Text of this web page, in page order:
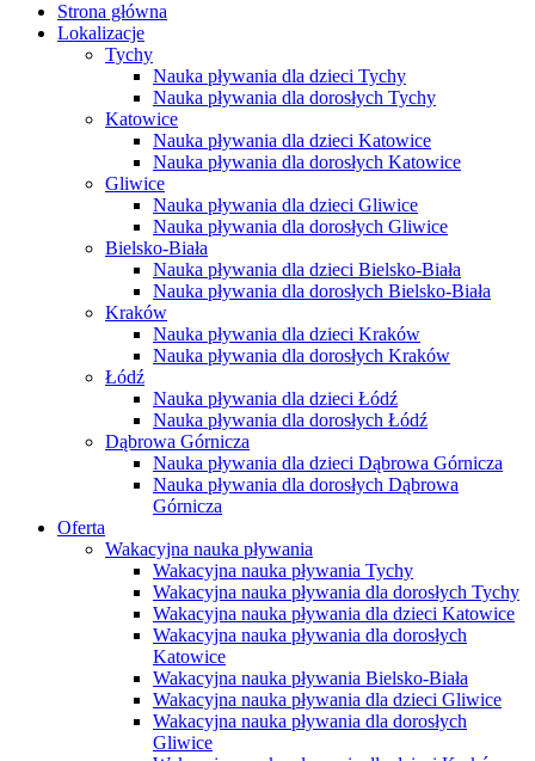
Strona główna
Lokalizacje
Tychy
Nauka pływania dla dzieci Tychy
Nauka pływania dla dorosłych Tychy
Katowice
Nauka pływania dla dzieci Katowice
Nauka pływania dla dorosłych Katowice
Gliwice
Nauka pływania dla dzieci Gliwice
Nauka pływania dla dorosłych Gliwice
Bielsko-Biała
Nauka pływania dla dzieci Bielsko-Biała
Nauka pływania dla dorosłych Bielsko-Biała
Kraków
Nauka pływania dla dzieci Kraków
Nauka pływania dla dorosłych Kraków
Łódź
Nauka pływania dla dzieci Łódź
Nauka pływania dla dorosłych Łódź
Dąbrowa Górnicza
Nauka pływania dla dzieci Dąbrowa Górnicza
Nauka pływania dla dorosłych Dąbrowa
Górnicza
Oferta
Wakacyjna nauka pływania
Wakacyjna nauka pływania Tychy
Wakacyjna nauka pływania dla dorosłych Tychy
Wakacyjna nauka pływania dla dzieci Katowice
Wakacyjna nauka pływania dla dorosłych
Katowice
Wakacyjna nauka pływania Bielsko-Biała
Wakacyjna nauka pływania dla dzieci Gliwice
Wakacyjna nauka pływania dla dorosłych
Gliwice